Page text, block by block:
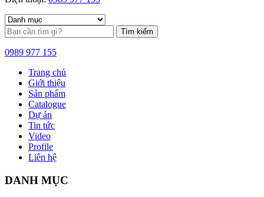
Tìm kiếm
0989 977 155
Trang chủ
Giới thiệu
Sản phẩm
Catalogue
Dự án
Tin tức
Video
Profile
Liên hệ
DANH MỤC